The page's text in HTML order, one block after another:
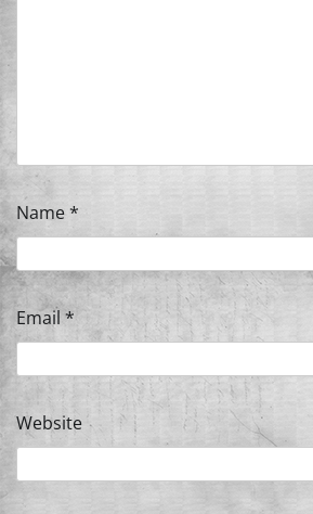
Name*
Email*
Website